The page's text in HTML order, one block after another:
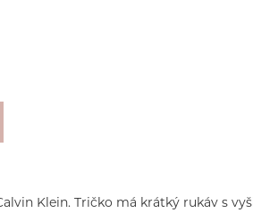
Klein. Tričko má krátký rukáv s